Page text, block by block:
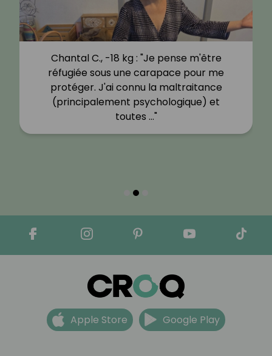
Chantal C., -18 kg : "Je pense m'être
réfugiée sous une carapace pour me
protéger. J'ai connu la maltraitance
(principalement psychologique) et
toutes …"
Apple Store Google Play